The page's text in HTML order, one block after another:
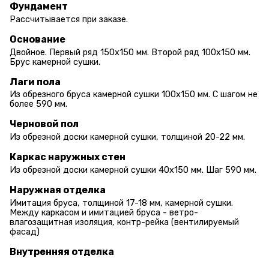
Фундамент
Рассчитывается при заказе.
Основание
Двойное. Первый ряд 150х150 мм. Второй ряд 100х150 мм.
Брус камерной сушки.
Лаги пола
Из обрезного бруса камерной сушки 100х150 мм. С шагом не
более 590 мм.
Черновой пол
Из обрезной доски камерной сушки, толщиной 20-22 мм.
Каркас наружных стен
Из обрезной доски камерной сушки 40х150 мм. Шаг 590 мм.
Наружная отделка
Имитация бруса, толщиной 17-18 мм, камерной сушки.
Между каркасом и имитацией бруса - ветро-
влагозащитная изоляция, контр-рейка (вентилируемый
фасад)
Внутренняя отделка